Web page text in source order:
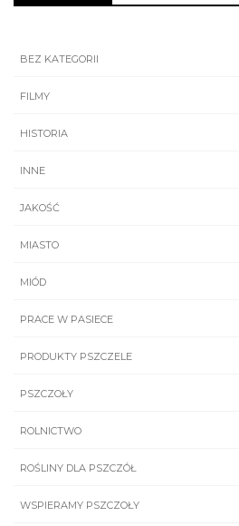
BEZ KATEGORII
FILMY
HISTORIA
INNE
JAKOŚĆ
MIASTO
MIÓD
PRACE W PASIECE
PRODUKTY PSZCZELE
PSZCZOŁY
ROLNICTWO
ROŚLINY DLA PSZCZÓŁ
WSPIERAMY PSZCZOŁY